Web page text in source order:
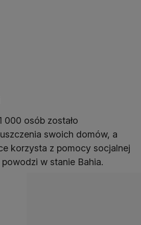
000 osób zostało
swoich domów, a
korzysta z pomocy socjalnej
w stanie Bahia.